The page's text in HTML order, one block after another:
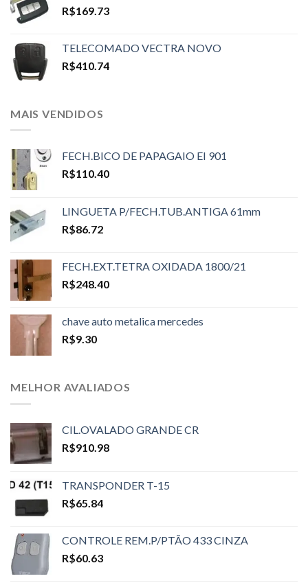
R$169.73
TELECOMADO VECTRA NOVO
R$410.74
MAIS VENDIDOS
FECH.BICO DE PAPAGAIO EI 901
R$110.40
LINGUETA P/FECH.TUB.ANTIGA 61mm
R$86.72
FECH.EXT.TETRA OXIDADA 1800/21
R$248.40
chave auto metalica mercedes
R$9.30
MELHOR AVALIADOS
CIL.OVALADO GRANDE CR
R$910.98
TRANSPONDER T-15
R$65.84
CONTROLE REM.P/PTÃO 433 CINZA
R$60.63